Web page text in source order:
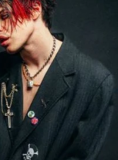
在
相
簿
中
開